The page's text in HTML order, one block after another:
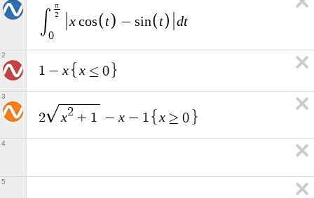
∫
π
2
0
x cos t − sin t dt
1 − x x ≤ 0
2
2 x2 + 1 − x − 1 x ≥ 0
3
4
5